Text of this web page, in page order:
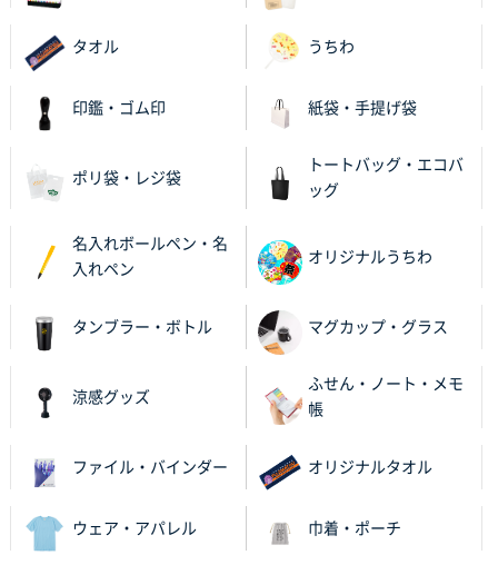
2025年11月25日 16:41
前回同様、安心できるから
uni ジェットストリーム 05
2025年11月21日 16:39
何度か注文していて、満足していたから
神奈川県のお客様
のし文言が変更できたのと価格。
千葉県M社様
2025年11月06日 14:57
営業ご担当者さまより、ご丁寧なサポートをいただ
タオル うちわ
印鑑・ゴム印 紙袋・手提げ袋
ポリ袋・レジ袋
トートバッグ・エコバ
ッグ
名入れボールペン・名
入れペン
オリジナルうちわ
タンブラー・ボトル マグカップ・グラス
涼感グッズ
ふせん・ノート・メモ
帳
ファイル・バインダー オリジナルタオル
ウェア・アパレル 巾着・ポーチ